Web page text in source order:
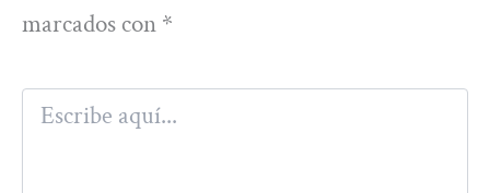
marcados con *
Escribe
aquí...